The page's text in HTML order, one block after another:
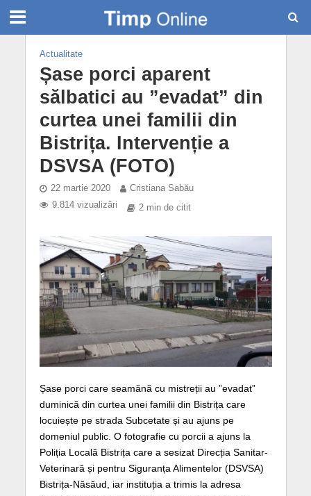
Actualitate
Șase porci aparent
sălbatici au ”evadat” din
curtea unei familii din
Bistrița. Intervenție a
DSVSA (FOTO)
22 martie 2020
Cristiana Sabău
9.814 vizualizări
2 min de citit
Șase porci care seamănă cu mistreții au ”evadat”
duminică din curtea unei familii din Bistrița care
locuiește pe strada Subcetate și au ajuns pe
domeniul public. O fotografie cu porcii a ajuns la
Poliția Locală Bistrița care a sesizat Direcția Sanitar-
Veterinară și pentru Siguranța Alimentelor (DSVSA)
Bistrița-Năsăud, iar instituția a trimis la adresa